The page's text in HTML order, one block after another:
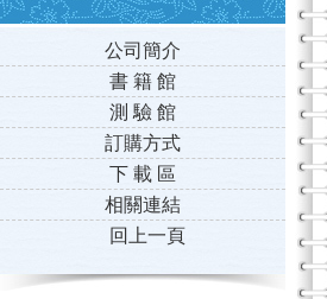
公司簡介
書 籍 館
測 驗 館
訂購方式
下 載 區
相關連結
回上一頁